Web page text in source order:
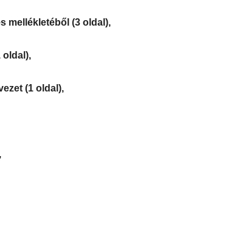
mellékletéből (3 oldal),
oldal),
(1 oldal),